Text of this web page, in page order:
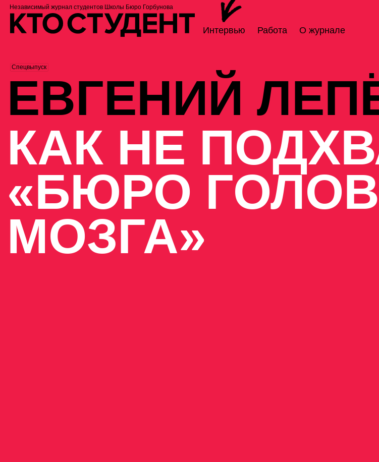
Независимый журнал студентов Школы Бюро Горбунова
Интервью Работа О журнале
Спецвыпуск
ЕВГЕНИЙ
КАК НЕ
«БЮРО
МОЗГА»